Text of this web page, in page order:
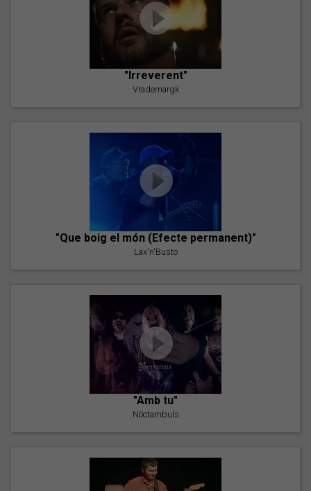
"Irreverent"
Vrademargk
"Que boig el món (Efecte permanent)"
Lax'n'Busto
"Amb tu"
Nöctambuls